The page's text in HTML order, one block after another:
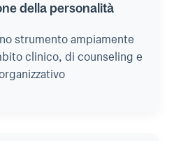
della personalità
strumento ampiamente
clinico, di counseling e